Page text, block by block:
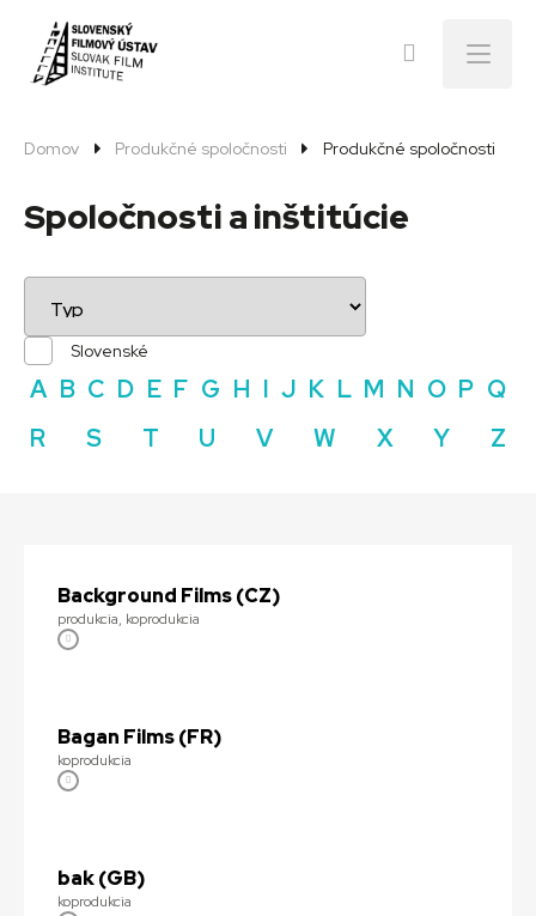
Menu
Domov Produkčné spoločnosti Produkčné spoločnosti
Spoločnosti a inštitúcie
Slovenské
A B C D E F G H I J K L M N O P Q
R
S T U V W X Y Z
Background Films (CZ)
produkcia, koprodukcia
Bagan Films (FR)
koprodukcia
bak (GB)
koprodukcia